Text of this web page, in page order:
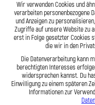
87,95 €
Zum Produkt
Wir verwenden Cookies und
verarbeiten personenbezogene
und Anzeigen zu
Zugriffe auf unsere Website zu
erst in Folge gesetzter Cookies
die wir in den
Die Datenverarbeitung kann
berechtigten Interesses
widersprechen kannst. Du
Einwilligung zu einem späteren
Informationen zur